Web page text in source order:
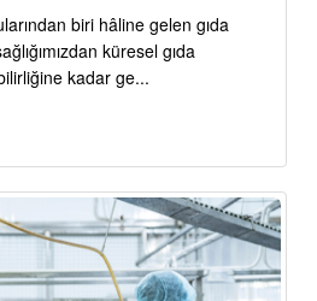
biri hâline gelen gıda
küresel gıda
kadar ge...